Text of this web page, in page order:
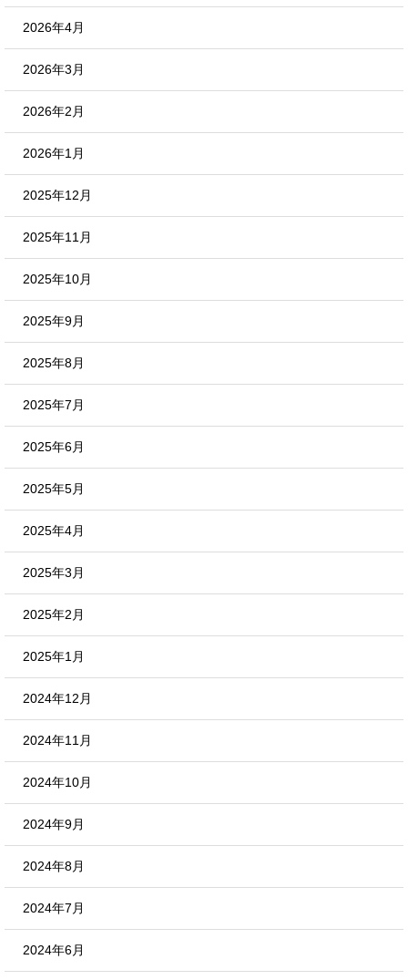
2026年4月
2026年3月
2026年2月
2026年1月
2025年12月
2025年11月
2025年10月
2025年9月
2025年8月
2025年7月
2025年6月
2025年5月
2025年4月
2025年3月
2025年2月
2025年1月
2024年12月
2024年11月
2024年10月
2024年9月
2024年8月
2024年7月
2024年6月